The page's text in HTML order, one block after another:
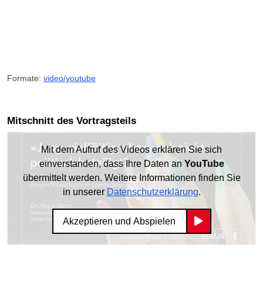
Formate: video/youtube
Mitschnitt des Vortragsteils
Mit dem Aufruf des Videos erklären Sie sich
einverstanden, dass Ihre Daten an YouTube
übermittelt werden. Weitere Informationen finden Sie
in unserer Datenschutzerklärung.
Akzeptieren und Abspielen